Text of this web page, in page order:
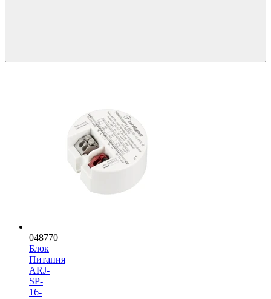
048770
Блок
Питания
ARJ-
SP-
16-